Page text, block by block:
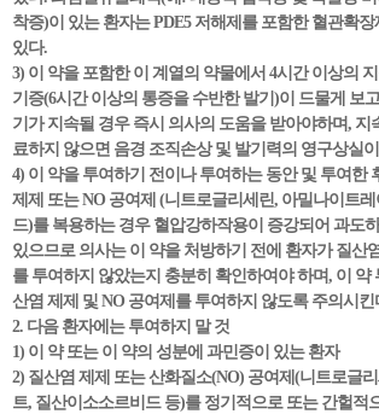
착증)이 있는 환자는 PDE5 저해제를 포함한 혈관확
있다.
3) 이 약을 포함한 이 계열의 약물에서 4시간 이상의
기증(6시간 이상의 통증을 수반한 발기)이 드물게 보
기가 지속될 경우 즉시 의사의 도움을 받아야하며, 지
료하지 않으면 음경 조직손상 및 발기력의 영구상실
4) 이 약을 투여하기 전이나 투여하는 동안 및 투여한
제제 또는 NO 공여제 (니트로글리세린, 아밀나이트레
드)를 복용하는 경우 혈압강하작용이 증강되어 과도
있으므로 의사는 이 약을 처방하기 전에 환자가 질산
를 투여하지 않았는지 충분히 확인하여야 하며, 이 약
산염 제제 및 NO 공여제를 투여하지 않도록 주의시킨
2. 다음 환자에는 투여하지 말 것
1) 이 약 또는 이 약의 성분에 과민증이 있는 환자
2) 질산염 제제 또는 산화질소(NO) 공여제(니트로글
트, 질산이소소르비드 등)를 정기적으로 또는 간헐적